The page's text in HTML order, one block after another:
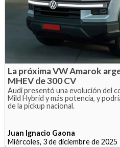
La próxima VW Amarok
MHEV de 300 CV
Audi presentó una evolución del
Mild Hybrid y más potencia, y
de la pickup nacional.
Juan Ignacio Gaona
Miércoles, 3 de diciembre de 2025